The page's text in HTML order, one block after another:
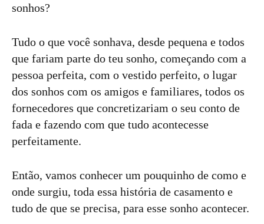
sonhos?
Tudo o que você sonhava, desde pequena e todos
que fariam parte do teu sonho, começando com a
pessoa perfeita, com o vestido perfeito, o lugar
dos sonhos com os amigos e familiares, todos os
fornecedores que concretizariam o seu conto de
fada e fazendo com que tudo acontecesse
perfeitamente.
Então, vamos conhecer um pouquinho de como e
onde surgiu, toda essa história de casamento e
tudo de que se precisa, para esse sonho acontecer.